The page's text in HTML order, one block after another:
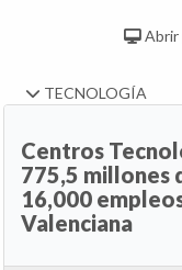
Abrir
TECNOLOGÍA
Centros
775,5 millones
16,000
Valenciana